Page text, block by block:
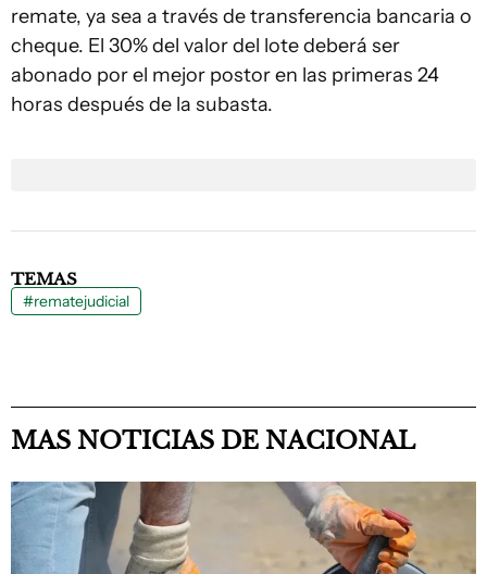
remate, ya sea a través de transferencia bancaria o
cheque. El 30% del valor del lote deberá ser
abonado por el mejor postor en las primeras 24
horas después de la subasta.
TEMAS
#rematejudicial
MAS NOTICIAS DE NACIONAL